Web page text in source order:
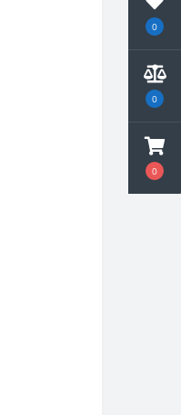
0
0
0